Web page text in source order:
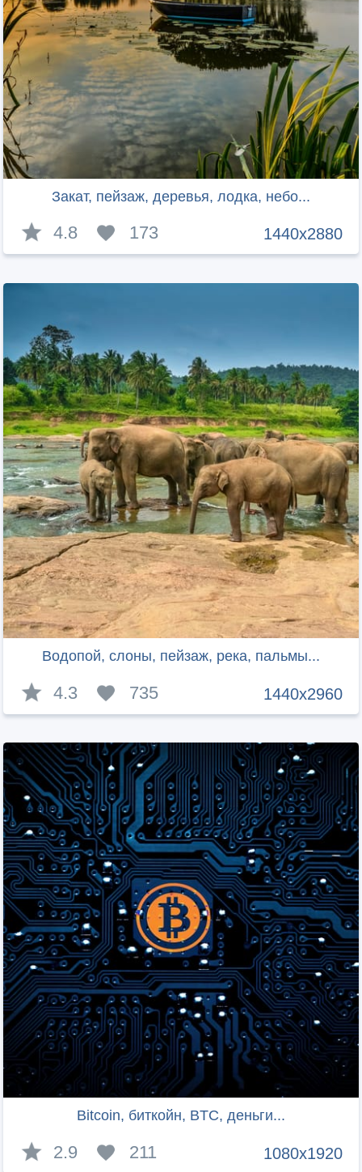
Закат, пейзаж, деревья, лодка, небо...
1440x2880
4.8 173
Водопой, слоны, пейзаж, река, пальмы...
1440x2960
4.3 735
Bitcoin, биткойн, BTC, деньги...
1080x1920
2.9 211